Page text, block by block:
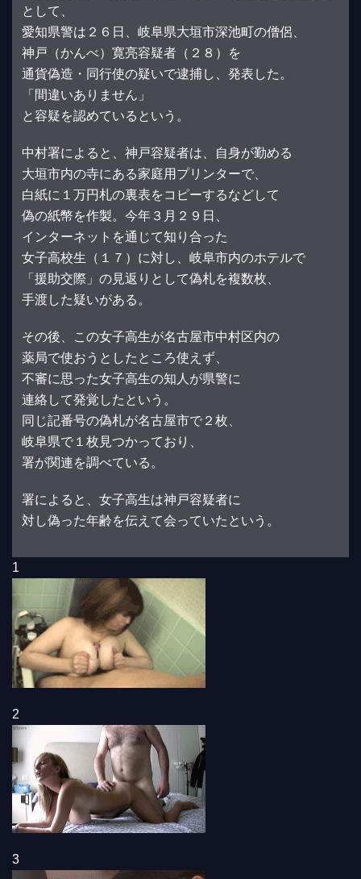
として、
愛知県警は２６日、岐阜県大垣市深池町の僧侶、
神戸（かんべ）寛亮容疑者（２８）を
通貨偽造・同行使の疑いで逮捕し、発表した。
「間違いありません」
と容疑を認めているという。
中村署によると、神戸容疑者は、自身が勤める
大垣市内の寺にある家庭用プリンターで、
白紙に１万円札の裏表をコピーするなどして
偽の紙幣を作製。今年３月２９日、
インターネットを通じて知り合った
女子高校生（１７）に対し、岐阜市内のホテルで
「援助交際」の見返りとして偽札を複数枚、
手渡した疑いがある。
その後、この女子高生が名古屋市中村区内の
薬局で使おうとしたところ使えず、
不審に思った女子高生の知人が県警に
連絡して発覚したという。
同じ記番号の偽札が名古屋市で２枚、
岐阜県で１枚見つかっており、
署が関連を調べている。
署によると、女子高生は神戸容疑者に
対し偽った年齢を伝えて会っていたという。
1
2
3